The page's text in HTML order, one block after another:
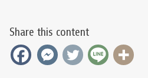
Share this content